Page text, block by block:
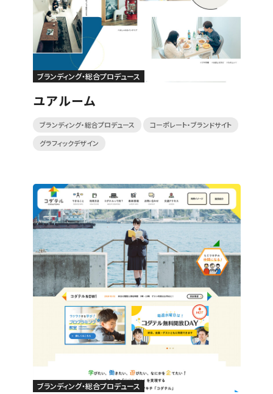
ブランディング・総合プロデュース
ユアルーム
ブランディング・総合プロデュース コーポレート・ブランドサイト
グラフィックデザイン
ブランディング・総合プロデュース